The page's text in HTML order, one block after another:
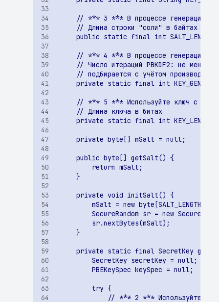
Построен граф для трасс
вызовов
Обнаружены изменения в
трассах вызовов
Нет изменений в трассах
вызовов
Обнаружены
«внутренние домены»,
доступные извне
Обнаружены
«внутренние домены»,
заданные для поиска
SCA. Список
компонентов
Обнаружены домены из
публичного списка
Обнаружены домены из
реестров Роскомнадзора